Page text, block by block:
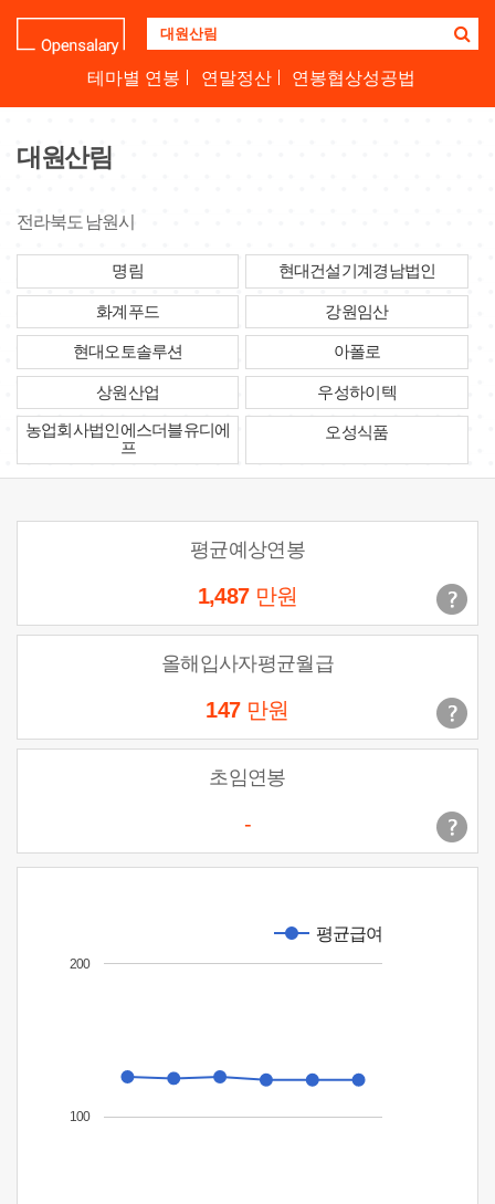
기
업
명
테마별 연봉 연말정산 연봉협상성공법
대원산림
전라북도 남원시
명림 현대건설기계경남법인
화계푸드 강원임산
현대오토솔루션 아폴로
상원산업 우성하이텍
농업회사법인에스더블유디에
프
오성식품
평균예상연봉
1,487 만원
올해입사자평균월급
147 만원
초임연봉
-
평균급여
100
200